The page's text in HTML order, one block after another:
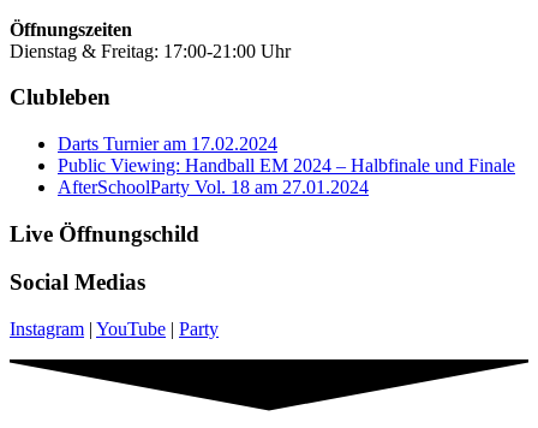
Öffnungszeiten
Dienstag & Freitag: 17:00-21:00 Uhr
Clubleben
Darts Turnier am 17.02.2024
Public Viewing: Handball EM 2024 – Halbfinale und Finale
AfterSchoolParty Vol. 18 am 27.01.2024
Live Öffnungschild
Social Medias
Instagram | YouTube | Party